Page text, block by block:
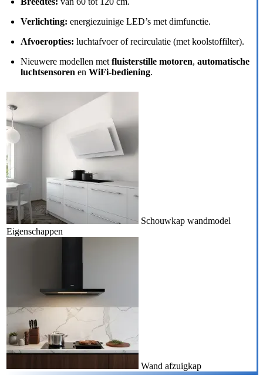
Verlichting: energiezuinige LED’s met dimfunctie.
Afvoeropties: luchtafvoer of recirculatie (met koolstoffilter).
Nieuwere modellen met fluisterstille motoren, automatische
luchtsensoren en WiFi-bediening.
Schouwkap wandmodel
Eigenschappen
Wand afzuigkap